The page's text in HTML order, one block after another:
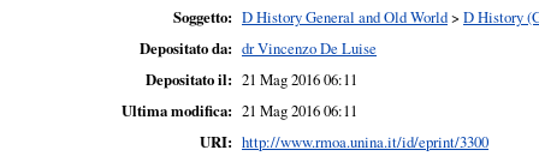
Soggetto: D History General and Old World> D History
Depositato da: dr Vincenzo De Luise
Depositato il: 21 Mag 2016 06:11
Ultima modifica: 21 Mag 2016 06:11
URI: http://www.rmoa.unina.it/id/eprint/3300